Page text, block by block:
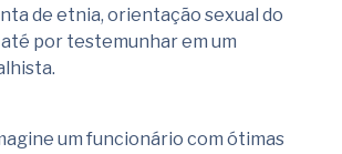
de etnia, orientação sexual do
por testemunhar em um
um funcionário com ótimas